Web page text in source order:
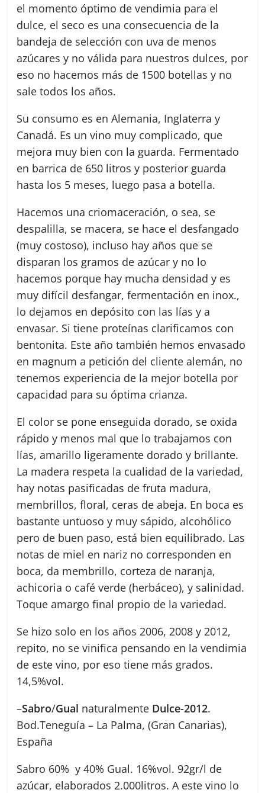
el momento óptimo de vendimia para el
dulce, el seco es una consecuencia de la
bandeja de selección con uva de menos
azúcares y no válida para nuestros dulces, por
eso no hacemos más de 1500 botellas y no
sale todos los años.
Su consumo es en Alemania, Inglaterra y
Canadá. Es un vino muy complicado, que
mejora muy bien con la guarda. Fermentado
en barrica de 650 litros y posterior guarda
hasta los 5 meses, luego pasa a botella.
Hacemos una criomaceración, o sea, se
despalilla, se macera, se hace el desfangado
(muy costoso), incluso hay años que se
disparan los gramos de azúcar y no lo
hacemos porque hay mucha densidad y es
muy difícil desfangar, fermentación en inox.,
lo dejamos en depósito con las lías y a
envasar. Si tiene proteínas clarificamos con
bentonita. Este año también hemos envasado
en magnum a petición del cliente alemán, no
tenemos experiencia de la mejor botella por
capacidad para su óptima crianza.
El color se pone enseguida dorado, se oxida
rápido y menos mal que lo trabajamos con
lías, amarillo ligeramente dorado y brillante.
La madera respeta la cualidad de la variedad,
hay notas pasificadas de fruta madura,
membrillos, floral, ceras de abeja. En boca es
bastante untuoso y muy sápido, alcohólico
pero de buen paso, está bien equilibrado. Las
notas de miel en nariz no corresponden en
boca, da membrillo, corteza de naranja,
achicoria o café verde (herbáceo), y salinidad.
Toque amargo final propio de la variedad.
Se hizo solo en los años 2006, 2008 y 2012,
repito, no se vinifica pensando en la vendimia
de este vino, por eso tiene más grados.
14,5%vol.
–Sabro/Gual naturalmente Dulce-2012.
Bod.Teneguía – La Palma, (Gran Canarias),
España
Sabro 60% y 40% Gual. 16%vol. 92gr/l de
azúcar, elaborados 2.000litros. A este vino lo